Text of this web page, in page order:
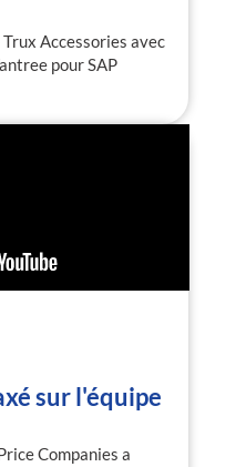
Accessories avec
pour SAP
sur l'équipe
Companies a